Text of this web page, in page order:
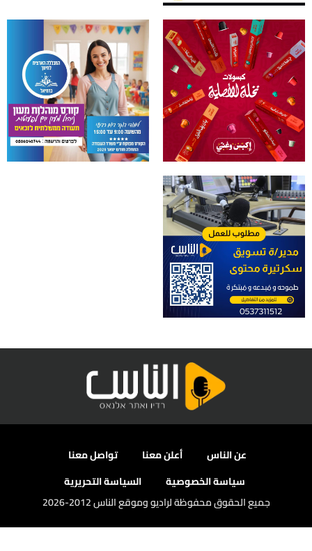
عن الناس أعلن معنا
تواصل معنا
سياسة الخصوصية
السياسة التحريرية
جميع الحقوق محفوظة لراديو وموقع الناس 2012-2026